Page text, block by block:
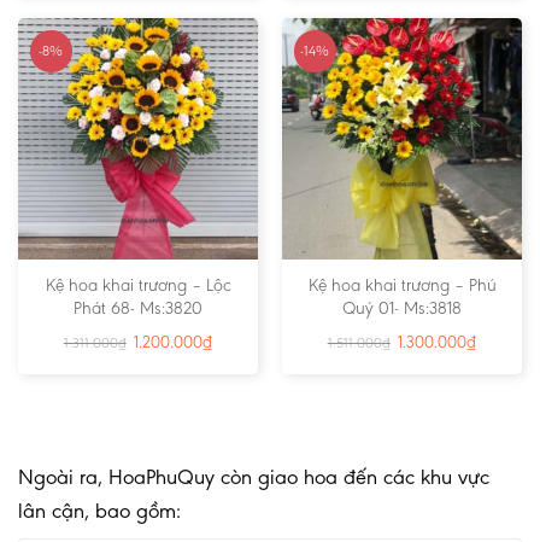
-8%
Kệ hoa khai trương – Lộc
Phát 68- Ms:3820
1.311.000₫ 1.200.000₫
-14%
Kệ hoa khai trương – Phú
Quý 01- Ms:3818
1.511.000₫ 1.300.000₫
Ngoài ra, HoaPhuQuy còn giao hoa đến các khu vực
lân cận, bao gồm: